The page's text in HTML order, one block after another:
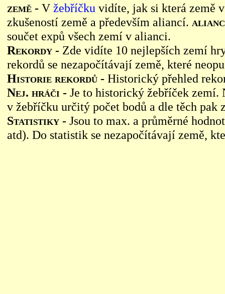
země - V žebříčku vidíte, jak si která země
zkušeností země a především aliancí.
součet expů všech zemí v alianci.
Rekordy - Zde vidíte 10 nejlepších zemí
rekordů se nezapočítávají země, které
Historie rekordů - Historický přehled
Nej. hráči - Je to historický žebříček zemí.
v žebříčku určitý počet bodů a dle těch
Statistiky - Jsou to max. a průměrné
atd). Do statistik se nezapočítávají země,